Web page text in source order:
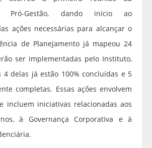
Pró-Gestão, dando início ao
ações necessárias para alcançar o
de Planejamento já mapeou 24
ser implementadas pelo Instituto,
delas já estão 100% concluídas e 5
completas. Essas ações envolvem
incluem iniciativas relacionadas aos
à Governança Corporativa e à